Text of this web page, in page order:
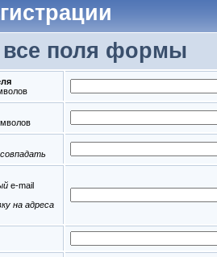
все поля формы
e-mail
на адреса